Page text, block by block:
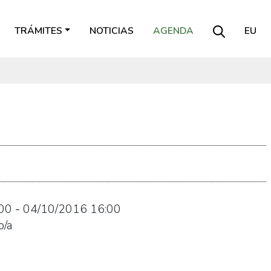
TRÁMITES NOTICIAS AGENDA EU
- 04/10/2016 16:00
a